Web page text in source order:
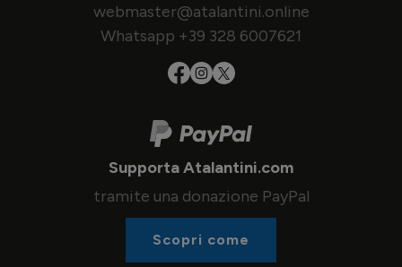
webmaster@atalantini.online
Whatsapp +39 328 6007621
Supporta Atalantini.com
tramite una donazione PayPal
Scopri come